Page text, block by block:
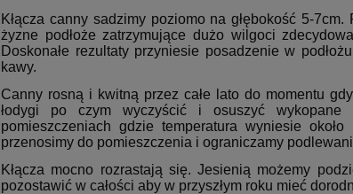
Kłącza canny sadzimy poziomo na głębokość 5-
żyzne podłoże zatrzymujące dużo wilgoci
Doskonałe rezultaty przyniesie posadzenie w
kawy.
Canny rosną i kwitną przez całe lato do momentu
łodygi po czym wyczyścić i osuszyć wykopane
pomieszczeniach gdzie temperatura wyniesie
przenosimy do pomieszczenia i ograniczamy
Kłącza mocno rozrastają się. Jesienią możemy
pozostawić w całości aby w przyszłym roku mieć